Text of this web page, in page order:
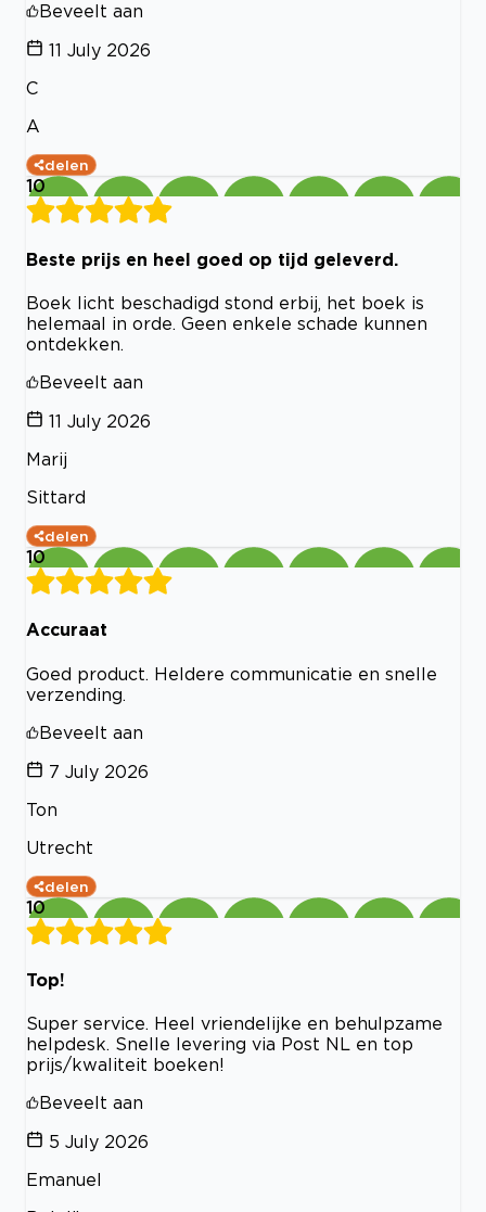
Beveelt aan
11 July 2026
C
A
delen
10
Beste prijs en heel goed op tijd geleverd.
Boek licht beschadigd stond erbij, het boek is
helemaal in orde. Geen enkele schade kunnen
ontdekken.
Beveelt aan
11 July 2026
Marij
Sittard
delen
10
Accuraat
Goed product. Heldere communicatie en snelle
verzending.
Beveelt aan
7 July 2026
Ton
Utrecht
delen
10
Top!
Super service. Heel vriendelijke en behulpzame
helpdesk. Snelle levering via Post NL en top
prijs/kwaliteit boeken!
Beveelt aan
5 July 2026
Emanuel